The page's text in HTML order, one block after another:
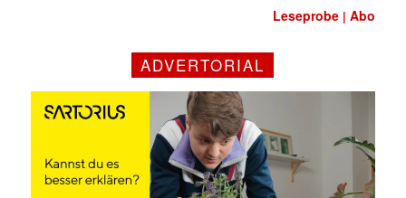
Leseprobe |Abo
ADVERTORIAL